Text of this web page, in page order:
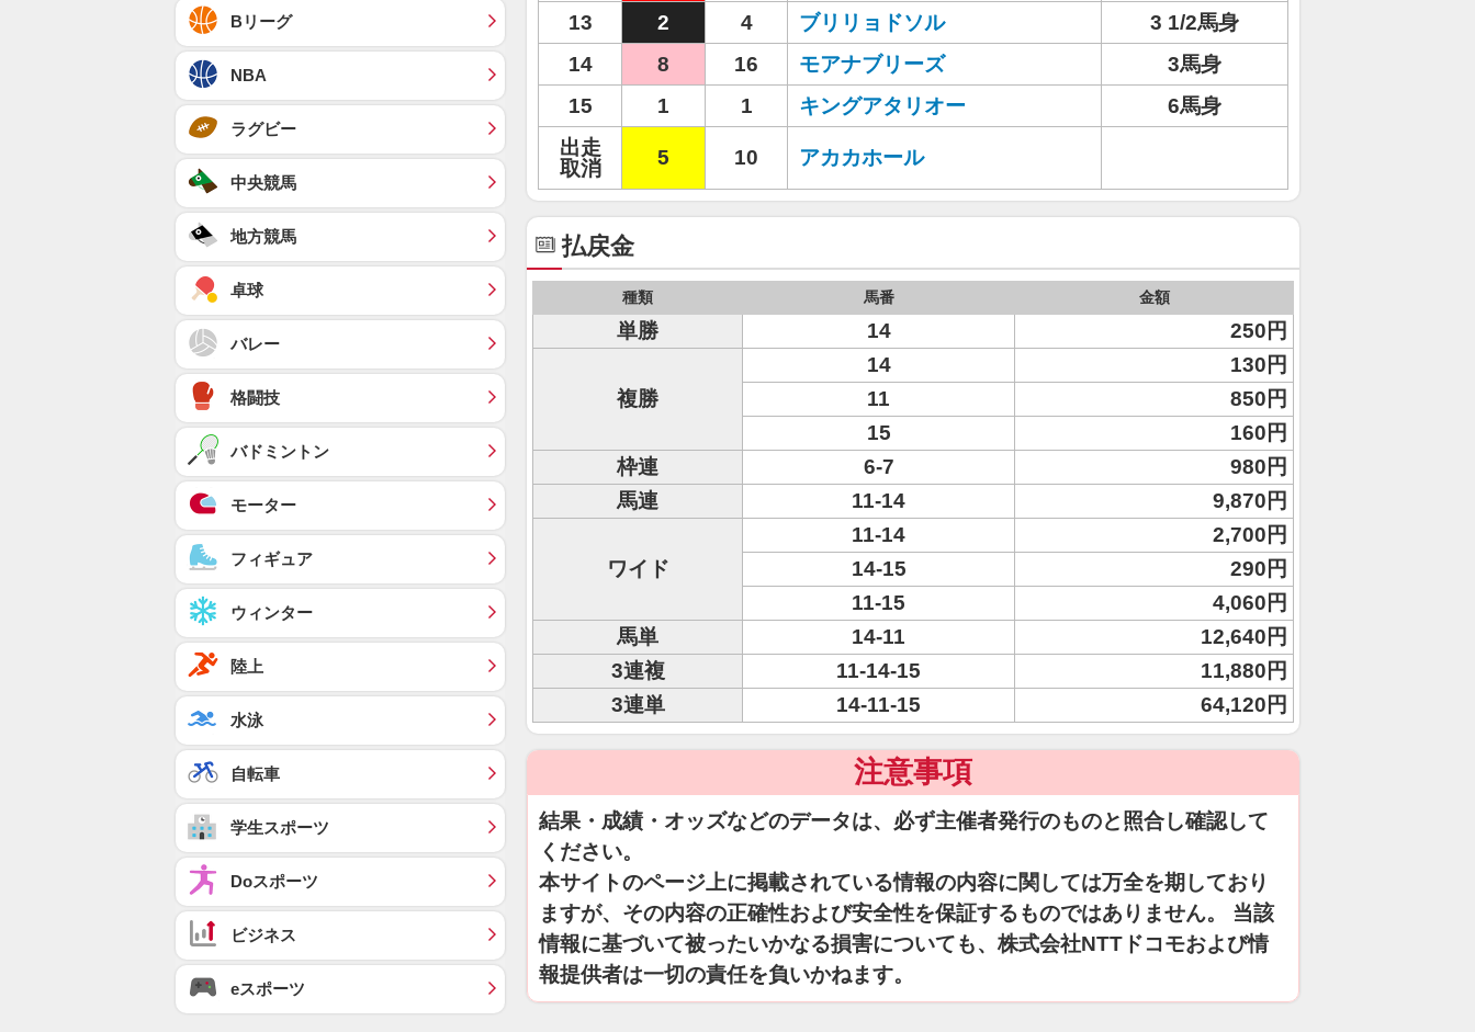
13
2 4 ブリリョドソル
3 1/2馬身
14
8 16 モアナブリーズ
3馬身
15
1 1 キングアタリオー
6馬身
出走
取消
5 10 アカカホール
払戻金
種類 馬番 金額
単勝 14 250円
複勝
14
130円
11
850円
15
160円
枠連
6-7
980円
馬連
11-14 9,870円
ワイド
11-14
2,700円
14-15
290円
11-15
4,060円
馬単
14-11
12,640円
3連複
11-14-15
11,880円
3連単
14-11-15 64,120円
注意事項
結果・成績・オッズなどのデータは、必ず主催者発行のものと照合し確認して
ください。
本サイトのページ上に掲載されている情報の内容に関しては万全を期しており
ますが、その内容の正確性および安全性を保証するものではありません。 当該
情報に基づいて被ったいかなる損害についても、株式会社NTTドコモおよび情
報提供者は一切の責任を負いかねます。
Bリーグ
NBA
ラグビー
中央競馬
地方競馬
卓球
バレー
格闘技
バドミントン
モーター
フィギュア
ウィンター
陸上
水泳
自転車
学生スポーツ
Doスポーツ
ビジネス
eスポーツ